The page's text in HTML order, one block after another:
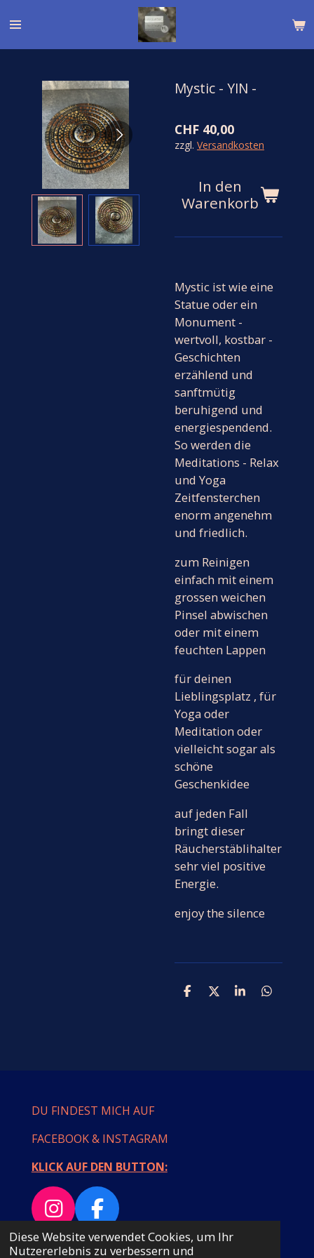
Diese Website verwendet Cookies, um Ihr
Nutzererlebnis zu verbessern und
Hauptinhalt
springen
Mystic - YIN -
CHF 40,00
zzgl. Versandkosten
In den
Warenkorb
Mystic ist wie eine
Statue oder ein
Monument -
wertvoll, kostbar -
Geschichten
erzählend und
sanftmütig
beruhigend und
energiespendend.
So werden die
Meditations - Relax
und Yoga
Zeitfensterchen
enorm angenehm
und friedlich.
zum Reinigen
einfach mit einem
grossen weichen
Pinsel abwischen
oder mit einem
feuchten Lappen
für deinen
Lieblingsplatz , für
Yoga oder
Meditation oder
vielleicht sogar als
schöne
Geschenkidee
auf jeden Fall
bringt dieser
Räucherstäblihalter
sehr viel positive
Energie.
enjoy the silence
T
T
T
T
DU FINDEST MICH AUF
FACEBOOK & INSTAGRAM
KLICK AUF DEN BUTTON:
I
n
F
a
© 2023 - 2026 MAMULLASTYLE